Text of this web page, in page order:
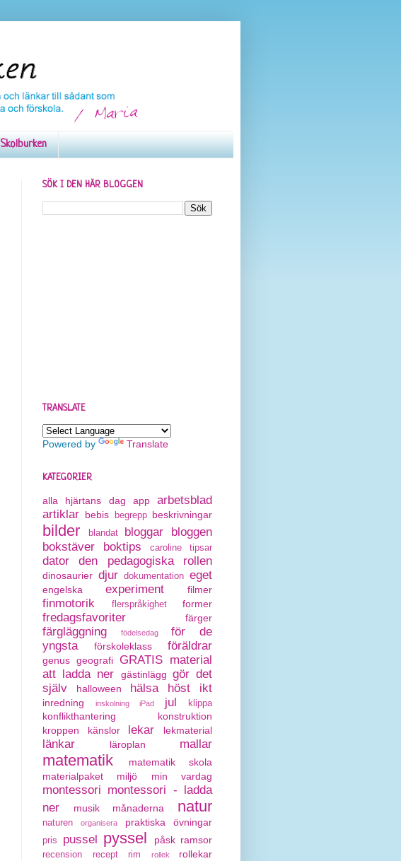
Skolburken
SÖK I DEN HÄR BLOGGEN
TRANSLATE
Powered by Translate
KATEGORIER
alla hjärtans dag app
arbetsblad
artiklar bebis begrepp beskrivningar
bilder blandat bloggar
bloggen
bokstäver
boktips caroline tipsar
dator den pedagogiska rollen
dinosaurier djur dokumentation eget
engelska experiment filmer
finmotorik flerspråkighet former
fredagsfavoriter färger
färgläggning födelsedag
för de
yngsta
förskoleklass föräldrar
genus geografi GRATIS material
att ladda ner
gästinlägg gör det
själv
halloween hälsa höst ikt
inredning inskolning iPad jul klippa
konflikthantering
konstruktion
kroppen
känslor lekar lekmaterial
länkar läroplan mallar
matematik
matematik skola
materialpaket
miljö min vardag
montessori montessori - ladda
ner
musik månaderna natur
naturen organisera praktiska övningar
pris pussel pyssel påsk ramsor
recension recept rim rollek rollekar